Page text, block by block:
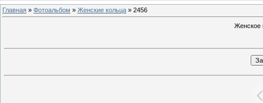
Главная » Фотоальбом » Женские кольца » 2456
Женское